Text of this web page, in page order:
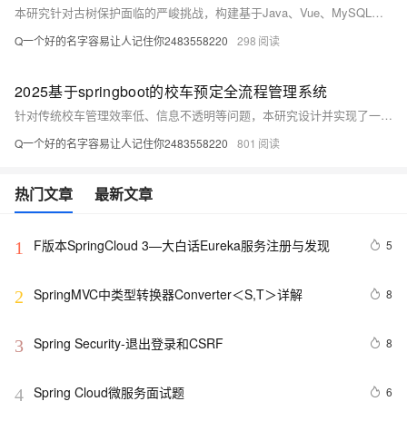
本研究针对古树保护面临的严峻挑战，构建基于Java、Vue、MySQL与Spring Boot技术的信息化管理系统，实现古树资源的动态监测、数据管理与科学保护，推动生态、文化与经济可持续发展。
Q一个好的名字容易让人记住你2483558220 298
2025基于springboot的校车预定全流程管理系统
针对传统校车管理效率低、信息不透明等问题，本研究设计并实现了一套校车预定全流程管理系统。系统采用Spring Boot、Java、Vue和MySQL等技术，实现校车信息管理、在线预定、实时监控等功能，提升学校管理效率，保障学生出行安全，推动教育信息化发展。
Q一个好的名字容易让人记住你2483558220 801
热门文章 最新文章
1 F版本SpringCloud 3—大白话Eureka服务注册与发现 5
2 SpringMVC中类型转换器Converter＜S,T＞详解 8
3 8
4 Spring Cloud微服务面试题 6